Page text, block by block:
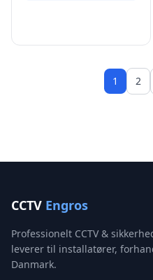
1 2
CCTV Engros
Professionelt CCTV &
leverer til installatører,
Danmark.